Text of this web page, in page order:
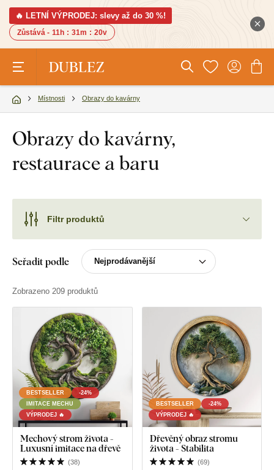
🔥 LETNÍ VÝPRODEJ: slevy až do 30 %!
Zůstává - 11h : 31m : 19v
Místnosti Obrazy do kavárny
Obrazy do kavárny,
restaurace a baru
Filtr produktů
Seřadit podle
Zobrazeno 209 produktů
BESTSELLER
-24%
IMITACE MECHU
VÝPRODEJ 🔥
Mechový strom života -
Luxusní imitace na dřevě
(38)
BESTSELLER
-24%
VÝPRODEJ 🔥
Dřevěný obraz stromu
života - Stabilita
(69)